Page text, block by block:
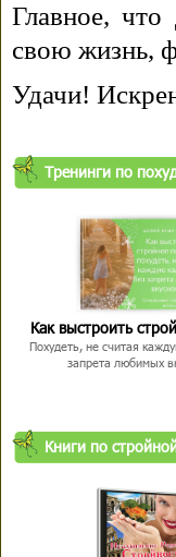
Главное,
свою жизнь,
Удачи!
Тренинги по
Как выстроить
Похудеть, не считая
запрета любимых
Книги по